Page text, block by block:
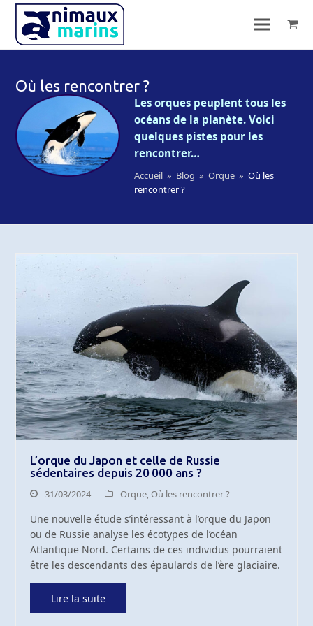
Où les rencontrer ?
Les orques peuplent tous les
océans de la planète. Voici
quelques pistes pour les
rencontrer…
Accueil » Blog » Orque » Où les
rencontrer ?
L’orque du Japon et celle de Russie
sédentaires depuis 20 000 ans ?
31/03/2024 Orque,Où les rencontrer ?
Une nouvelle étude s’intéressant à l’orque du Japon
ou de Russie analyse les écotypes de l’océan
Atlantique Nord. Certains de ces individus pourraient
être les descendants des épaulards de l’ère glaciaire.
Lire la suite